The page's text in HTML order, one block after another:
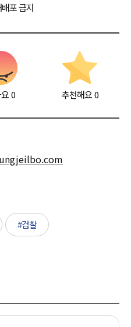
포 금지
0 추천해요 0
#검찰